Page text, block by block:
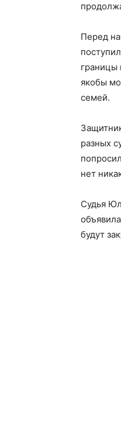
Перед
границы
якобы
семей.
разных
нет
Судья
будут